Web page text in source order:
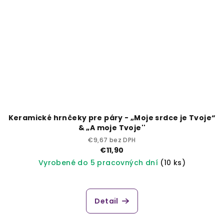
Keramické hrnčeky pre páry - „Moje srdce je Tvoje“
& „A moje Tvoje''
€9,67 bez DPH
€11,90
Vyrobené do 5 pracovných dní (10 ks)
Detail